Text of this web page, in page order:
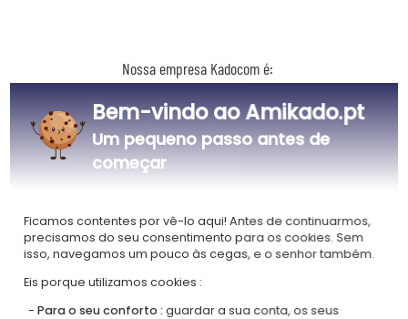
Nossa empresa Kadocom é:
Ecovadis Silver
Global Compact
Nossa abordagem RSE| Glossário de rótulos
Este presente é
Bem-vindo ao Amikado.pt
Um pequeno passo antes de
começar
Ficamos contentes por vê-lo aqui! Antes de continuarmos,
precisamos do seu consentimento para os cookies. Sem
isso, navegamos um pouco às cegas, e o senhor também.
Eis porque utilizamos cookies :
Para o seu conforto : guardar a sua conta, os seus